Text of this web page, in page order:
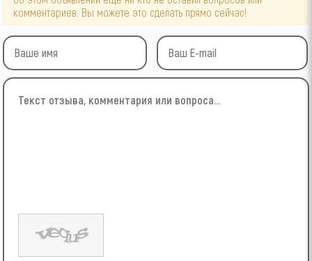
комментариев. Вы можете это сделать прямо сейчас!